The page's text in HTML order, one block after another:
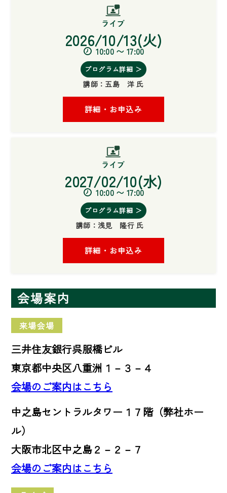
2026/10/13(火)
10:00 〜 17:00
プログラム詳細 ＞
講師：五島 洋 氏
詳細・お申込み
2027/02/10(水)
10:00 〜 17:00
プログラム詳細 ＞
講師： 浅見 隆行 氏
詳細・お申込み
会場案内
来場会場
三井住友銀行呉服橋ビル
東京都中央区八重洲１－３－４
会場のご案内はこちら
中之島セントラルタワー１７階（弊社ホー
ル）
大阪市北区中之島２－２－７
会場のご案内はこちら